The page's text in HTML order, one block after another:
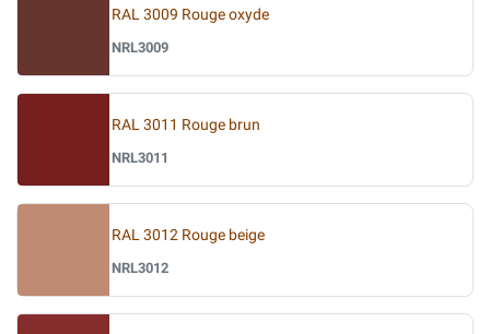
RAL 3009 Rouge oxyde
NRL3009
RAL 3011 Rouge brun
NRL3011
RAL 3012 Rouge beige
NRL3012